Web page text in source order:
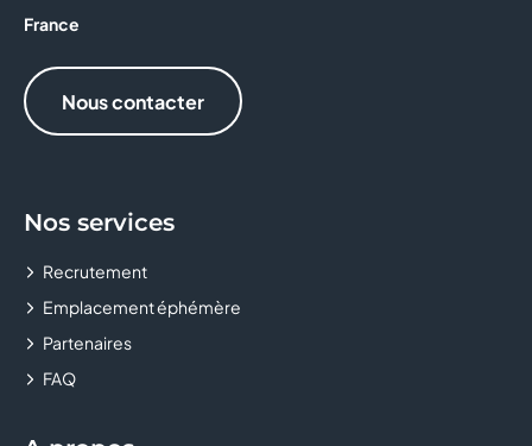
CELIO
CLUB BOUYGUES TELECOM
France
Nous contacter
Nos services
Recrutement
Emplacement éphémère
Partenaires
FAQ